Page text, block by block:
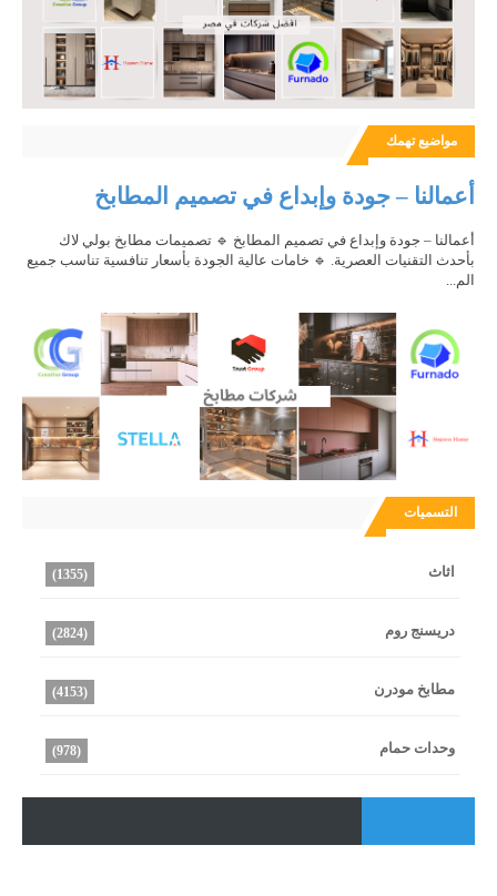
مواضيع تهمك
أعمالنا – جودة وإبداع في تصميم المطابخ
أعمالنا – جودة وإبداع في تصميم المطابخ 🔹 تصميمات مطابخ بولي لاك
بأحدث التقنيات العصرية. 🔹 خامات عالية الجودة بأسعار تنافسية تناسب جميع
الم...
التسميات
اثاث (1355)
دريسنج روم (2824)
مطابخ مودرن (4153)
وحدات حمام (978)